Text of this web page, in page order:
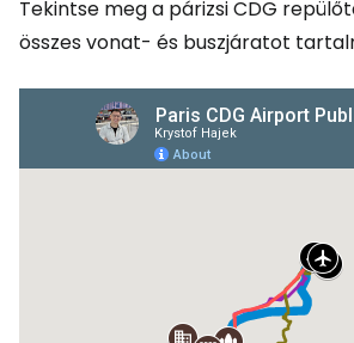
Tekintse meg a párizsi CDG
összes vonat- és buszjáratot